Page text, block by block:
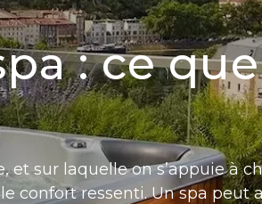
: ce
et sur laquelle on s’appuie à
confort ressenti. Un spa peut